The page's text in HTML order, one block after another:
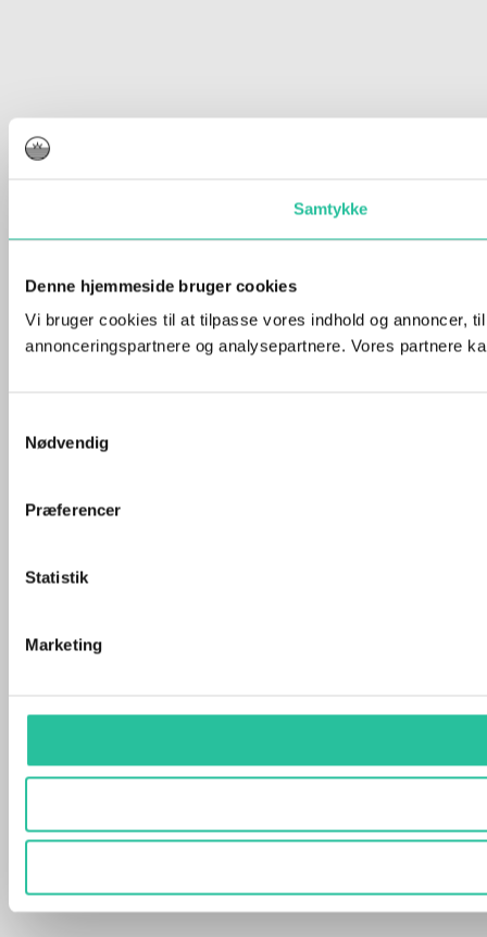
Samtykke
Denne hjemmeside bruger cookies
Vi bruger cookies til at tilpasse vores indhold og annoncer,
annonceringspartnere og analysepartnere. Vores partnere
Nødvendig
Præferencer
Statistik
Marketing